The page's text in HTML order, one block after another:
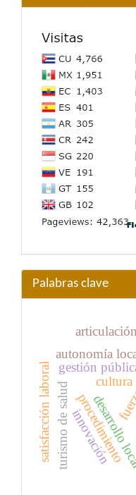
Palabras clave
gestión
satisfacción laboral procedimiento
autonomía
turismo de salud cultura
innovación